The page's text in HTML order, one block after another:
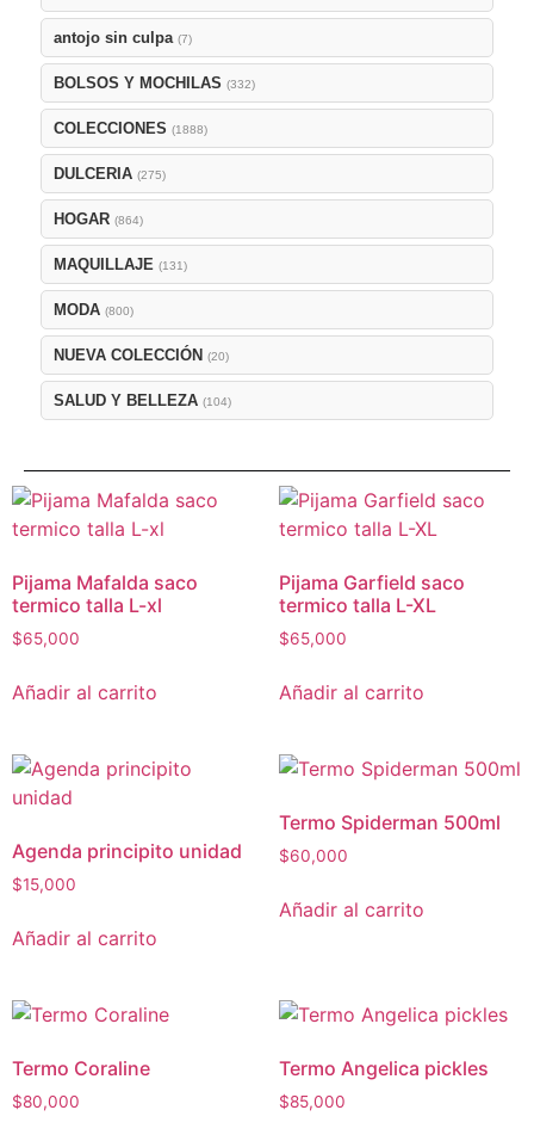
antojo sin culpa (7)
BOLSOS Y MOCHILAS (332)
COLECCIONES (1888)
DULCERIA (275)
HOGAR (864)
MAQUILLAJE (131)
MODA (800)
NUEVA COLECCIÓN (20)
SALUD Y BELLEZA (104)
Pijama Mafalda saco
termico talla L-xl
$65,000
Añadir al carrito
Pijama Garfield saco
termico talla L-XL
$65,000
Añadir al carrito
Agenda principito unidad
$15,000
Añadir al carrito
Termo Spiderman 500ml
$60,000
Añadir al carrito
Termo Coraline
$80,000
Termo Angelica pickles
$85,000